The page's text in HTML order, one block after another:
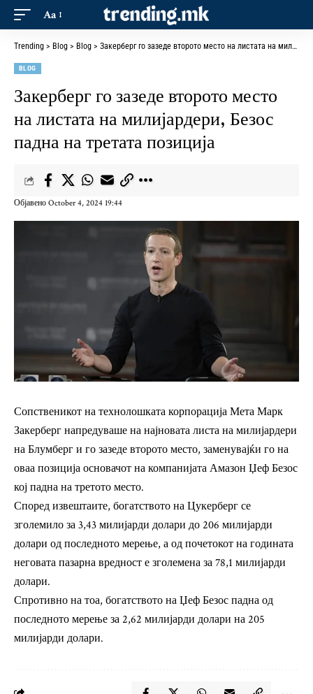
Aa
Trending > Blog > Blog > Закерберг го зазеде второто место на листата на милијардери, Безос падна на третата позиција
BLOG
Закерберг го зазеде второто место
на листата на милијардери, Безос
падна на третата позиција
Објавено October 4, 2024 19:44
Сопственикот на технолошката корпорација Мета Марк
Закерберг напредуваше на најновата листа на милијардери
на Блумберг и го зазеде второто место, заменувајќи го на
оваа позиција основачот на компанијата Амазон Џеф Безос
кој падна на третото место.
Според извештаите, богатството на Цукерберг се
зголемило за 3,43 милијарди долари до 206 милијарди
долари од последното мерење, а од почетокот на годината
неговата пазарна вредност е зголемена за 78,1 милијарди
долари.
Спротивно на тоа, богатството на Џеф Безос падна од
последното мерење за 2,62 милијарди долари на 205
милијарди долари.